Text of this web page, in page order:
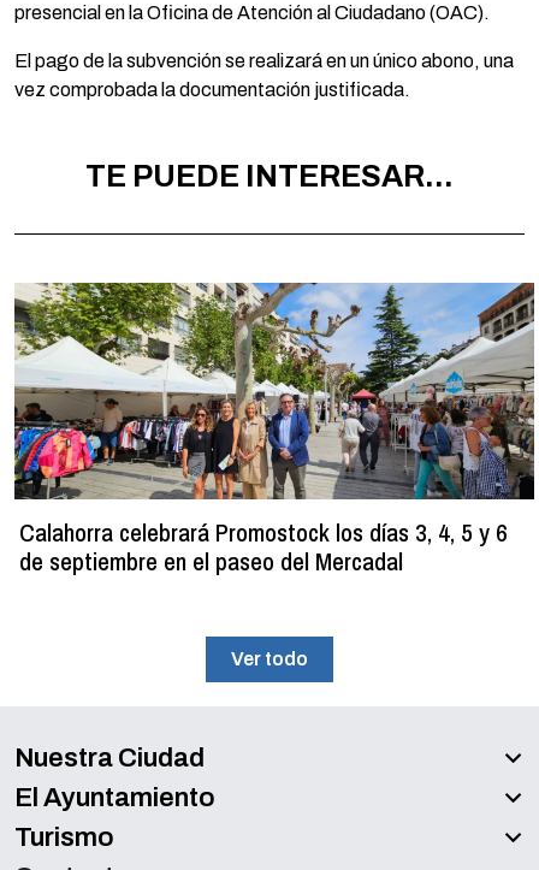
presencial en la Oficina de Atención al Ciudadano (OAC).
El pago de la subvención se realizará en un único abono, una
vez comprobada la documentación justificada.
TE PUEDE INTERESAR...
Calahorra celebrará Promostock los días 3, 4, 5 y 6
de septiembre en el paseo del Mercadal
Ver todo
Nuestra Ciudad
El Ayuntamiento
Turismo